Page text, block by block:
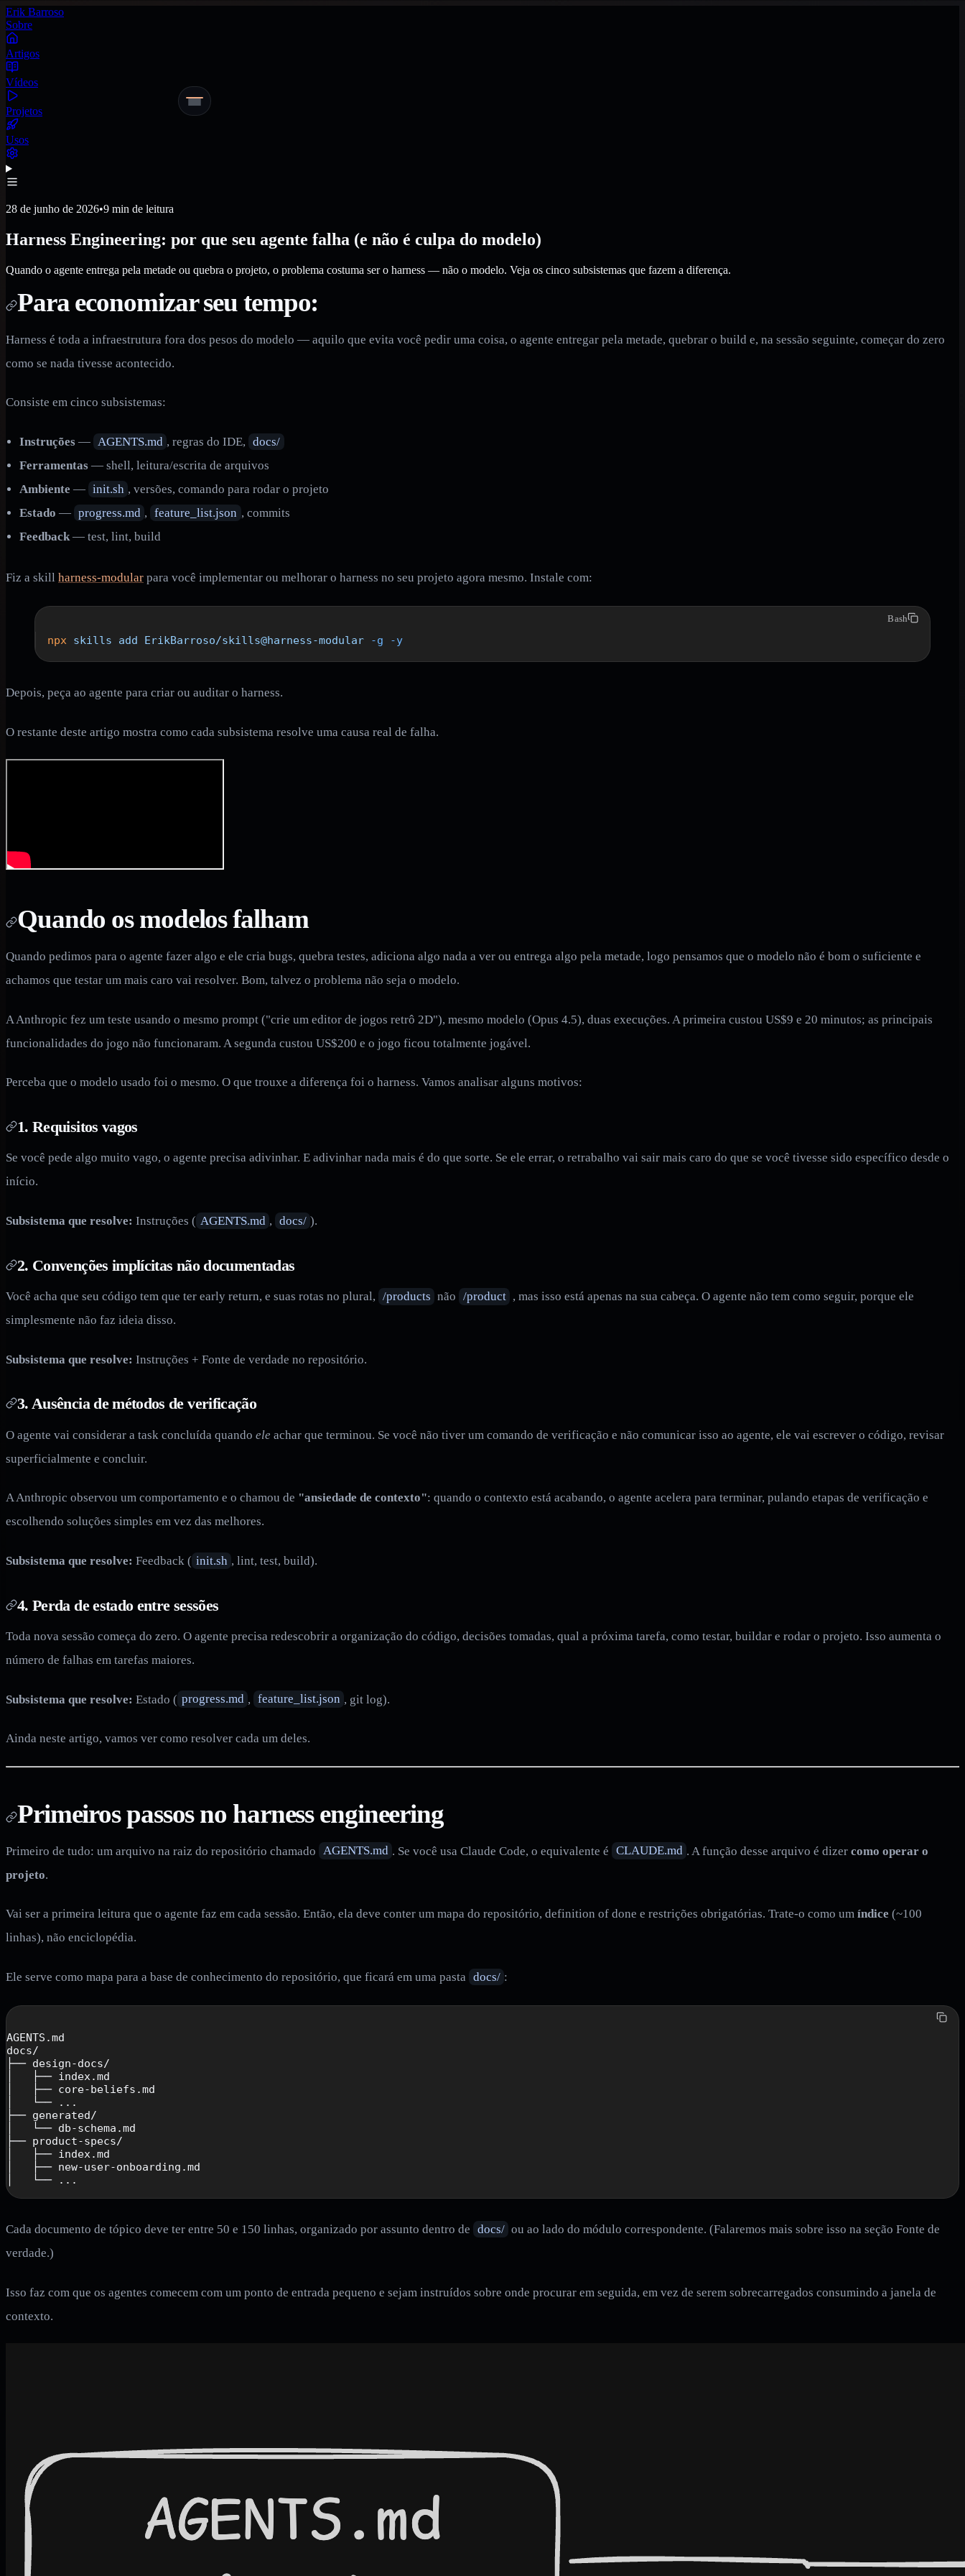
Erik Barroso
Sobre
Artigos
Vídeos
Projetos
Usos
28 de junho de 2026•9 min de leitura
Harness Engineering: por que seu agente falha (e não é culpa do modelo)
Quando o agente entrega pela metade ou quebra o projeto, o problema costuma ser o harness — não o modelo. Veja os cinco subsistemas que fazem a diferença.
Para economizar seu tempo:
Harness é toda a infraestrutura fora dos pesos do modelo — aquilo que evita você pedir uma coisa, o agente entregar pela metade, quebrar o build e, na sessão seguinte, começar do zero
como se nada tivesse acontecido.
Consiste em cinco subsistemas:
Instruções — AGENTS.md , regras do IDE, docs/
Ferramentas — shell, leitura/escrita de arquivos
Ambiente — init.sh , versões, comando para rodar o projeto
Estado — progress.md , feature_list.json , commits
Feedback— test, lint, build
Fiz a skill harness-modular para você implementar ou melhorar o harness no seu projeto agora mesmo. Instale com:
Bash
npx skills add ErikBarroso/skills@harness-modular -g -y
Depois, peça ao agente para criar ou auditar o harness.
O restante deste artigo mostra como cada subsistema resolve uma causa real de falha.
Quando os modelos falham
Quando pedimos para o agente fazer algo e ele cria bugs, quebra testes, adiciona algo nada a ver ou entrega algo pela metade, logo pensamos que o modelo não é bom o suficiente e
achamos que testar um mais caro vai resolver. Bom, talvez o problema não seja o modelo.
A Anthropic fez um teste usando o mesmo prompt ("crie um editor de jogos retrô 2D"), mesmo modelo (Opus 4.5), duas execuções. A primeira custou US$9 e 20 minutos; as principais
funcionalidades do jogo não funcionaram. A segunda custou US$200 e o jogo ficou totalmente jogável.
Perceba que o modelo usado foi o mesmo. O que trouxe a diferença foi o harness. Vamos analisar alguns motivos:
1. Requisitos vagos
Se você pede algo muito vago, o agente precisa adivinhar. E adivinhar nada mais é do que sorte. Se ele errar, o retrabalho vai sair mais caro do que se você tivesse sido específico desde o
início.
Subsistema que resolve: Instruções ( AGENTS.md , docs/ ).
2. Convenções implícitas não documentadas
Você acha que seu código tem que ter early return, e suas rotas no plural, /products não /product , mas isso está apenas na sua cabeça. O agente não tem como seguir, porque ele
simplesmente não faz ideia disso.
Subsistema que resolve: Instruções + Fonte de verdade no repositório.
3. Ausência de métodos de verificação
O agente vai considerar a task concluída quando ele achar que terminou. Se você não tiver um comando de verificação e não comunicar isso ao agente, ele vai escrever o código, revisar
superficialmente e concluir.
A Anthropic observou um comportamento e o chamou de "ansiedade de contexto": quando o contexto está acabando, o agente acelera para terminar, pulando etapas de verificação e
escolhendo soluções simples em vez das melhores.
Subsistema que resolve: Feedback ( init.sh , lint, test, build).
4. Perda de estado entre sessões
Toda nova sessão começa do zero. O agente precisa redescobrir a organização do código, decisões tomadas, qual a próxima tarefa, como testar, buildar e rodar o projeto. Isso aumenta o
número de falhas em tarefas maiores.
Subsistema que resolve: Estado ( progress.md , feature_list.json , git log).
Ainda neste artigo, vamos ver como resolver cada um deles.
Primeiros passos no harness engineering
Primeiro de tudo: um arquivo na raiz do repositório chamado AGENTS.md . Se você usa Claude Code, o equivalente é CLAUDE.md . A função desse arquivo é dizercomo operar o
projeto.
Vai ser a primeira leitura que o agente faz em cada sessão. Então, ela deve conter um mapa do repositório, definition of done e restrições obrigatórias. Trate-o como um índice (~100
linhas), não enciclopédia.
Ele serve como mapa para a base de conhecimento do repositório, que ficará em uma pasta docs/ :
AGENTS.md
docs/
├── design-docs/
│   ├── index.md
│   ├── core-beliefs.md
│   └── ...
├── generated/
│   └── db-schema.md
├── product-specs/
│   ├── index.md
│   ├── new-user-onboarding.md
Cada documento de tópico deve ter entre 50 e 150 linhas, organizado por assunto dentro de docs/ ou ao lado do módulo correspondente. (Falaremos mais sobre isso na seção Fonte de
verdade.)
Isso faz com que os agentes comecem com um ponto de entrada pequeno e sejam instruídos sobre onde procurar em seguida, em vez de serem sobrecarregados consumindo a janela de
contexto.